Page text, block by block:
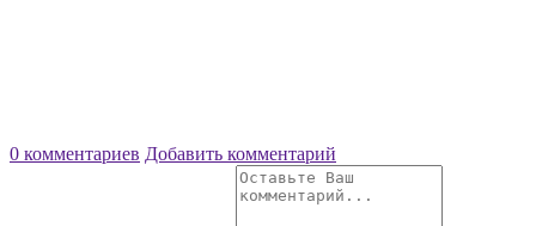
0 комментариев Добавить комментарий